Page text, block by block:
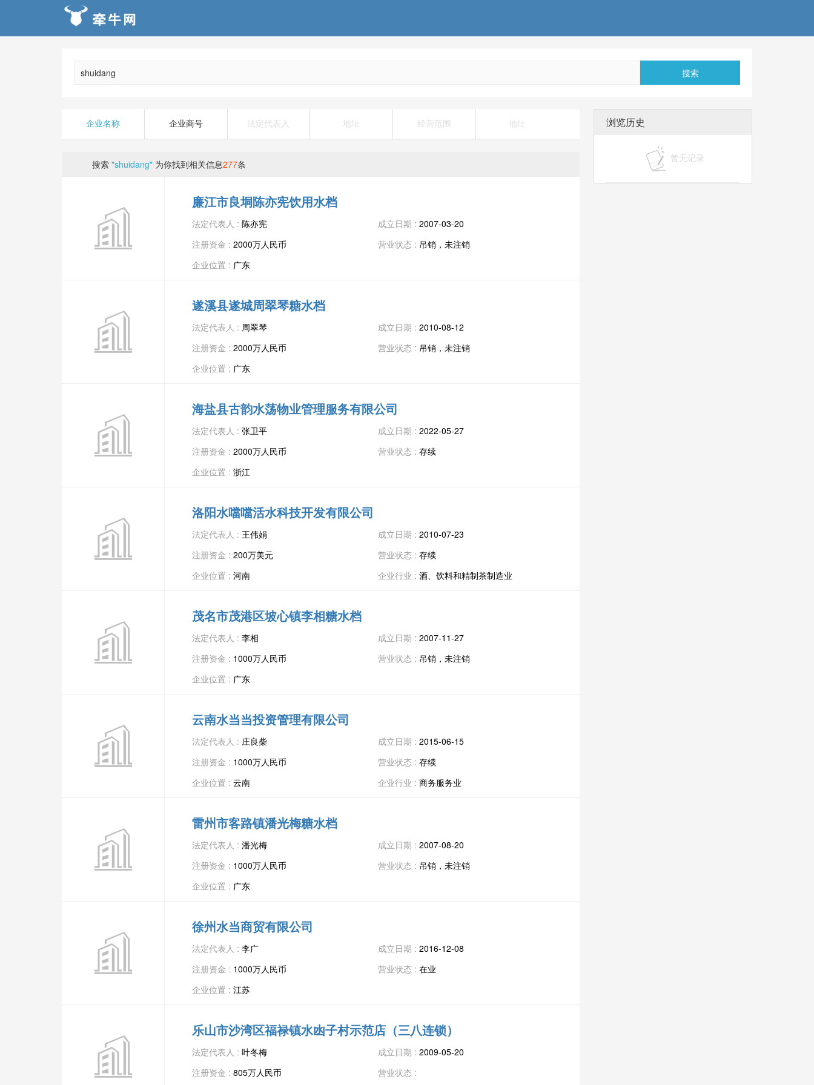
搜索
企业名称 企业商号 法定代表人 地址 经营范围 地址
搜索 "shuidang" 为你找到相关信息277条
廉江市良垌陈亦宪饮用水档
法定代表人 : 陈亦宪 成立日期 : 2007-03-20
注册资金 : 2000万人民币 营业状态 : 吊销，未注销
企业位置 : 广东
遂溪县遂城周翠琴糖水档
法定代表人 : 周翠琴 成立日期 : 2010-08-12
注册资金 : 2000万人民币 营业状态 : 吊销，未注销
企业位置 : 广东
海盐县古韵水荡物业管理服务有限公司
法定代表人 : 张卫平 成立日期 : 2022-05-27
注册资金 : 2000万人民币 营业状态 : 存续
企业位置 : 浙江
洛阳水噹噹活水科技开发有限公司
法定代表人 : 王伟娟 成立日期 : 2010-07-23
注册资金 : 200万美元 营业状态 : 存续
企业位置 : 河南 企业行业 : 酒、饮料和精制茶制造业
茂名市茂港区坡心镇李相糖水档
法定代表人 : 李相 成立日期 : 2007-11-27
注册资金 : 1000万人民币 营业状态 : 吊销，未注销
企业位置 : 广东
云南水当当投资管理有限公司
法定代表人 : 庄良柴 成立日期 : 2015-06-15
注册资金 : 1000万人民币 营业状态 : 存续
企业位置 : 云南 企业行业 : 商务服务业
雷州市客路镇潘光梅糖水档
法定代表人 : 潘光梅 成立日期 : 2007-08-20
注册资金 : 1000万人民币 营业状态 : 吊销，未注销
企业位置 : 广东
徐州水当商贸有限公司
法定代表人 : 李广 成立日期 : 2016-12-08
注册资金 : 1000万人民币 营业状态 : 在业
企业位置 : 江苏
乐山市沙湾区福禄镇水凼子村示范店（三八连锁）
法定代表人 : 叶冬梅 成立日期 : 2009-05-20
注册资金 : 805万人民币 营业状态 :
浏览历史
暂无记录